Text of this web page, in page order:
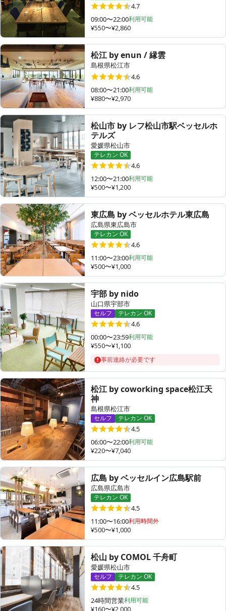
4.7
09:00〜22:00利用可能
¥550〜¥2,860
松江 by enun / 縁雲
島根県松江市
4.6
08:00〜21:00利用可能
¥880〜¥2,970
松山市 by レフ松山市駅ベッセルホ
テルズ
愛媛県松山市
テレカン OK
4.6
12:00〜21:00利用可能
¥500〜¥1,200
東広島 by ベッセルホテル東広島
広島県東広島市
テレカン OK
4.6
11:00〜23:00利用可能
¥500〜¥1,000
宇部 by nido
山口県宇部市
セルフ テレカン OK
4.6
00:00〜23:59利用可能
¥550〜¥1,100
事前連絡が必要です
松江 by coworking space松江天
神
島根県松江市
セルフ テレカン OK
4.5
06:00〜22:00利用可能
¥220〜¥7,040
広島 by ベッセルイン広島駅前
広島県広島市
テレカン OK
4.5
11:00〜16:00利用時間外
¥500〜¥1,000
松山 by COMOL 千舟町
愛媛県松山市
セルフ テレカン OK
4.5
24時間営業利用可能
¥160〜¥2,000